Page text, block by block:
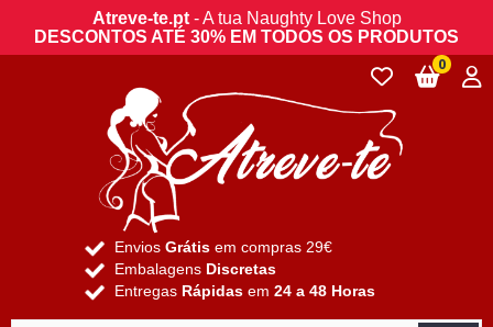
Atreve-te.pt- A tua Naughty Love Shop
DESCONTOS ATÉ 30% EM TODOS OS PRODUTOS
Envios Grátis em compras 29€
Embalagens Discretas
Entregas Rápidas em 24 a 48 Horas
0